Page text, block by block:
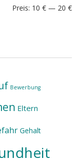
Preis: 10 € — 20 €
Bewerbung
Eltern
Gehalt